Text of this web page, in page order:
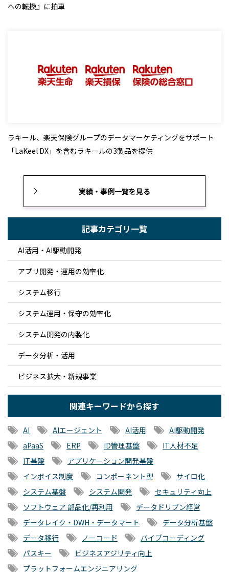
への転換』に拍車
ラキール、楽天保険グループのデータマーケティングをサポート
「LaKeel DX」を含むラキールの3製品を提供
実績・事例一覧を見る
記事カテゴリ一覧
AI活用・AI駆動開発
アプリ開発・運用の効率化
システム移行
システム運用・保守の効率化
システム開発の内製化
データ分析・活用
ビジネス拡大・新規事業
関連キーワードから探す
AI AIエージェント AI活用
AI駆動開発
aPaaS
ERP ID管理基盤
IT人材不足
IT基盤
アプリケーション開発基盤
インボイス制度
コンポーネント型
サイロ化
システム基盤
システム開発
セキュリティ向上
ソフトウェア 部品化/再利用
データドリブン経営
データレイク・DWH・データマート
データ分析基盤
データ移行
ノーコード
バイブコーディング
パスキー
ビジネスアジリティ向上
プラットフォームエンジニアリング